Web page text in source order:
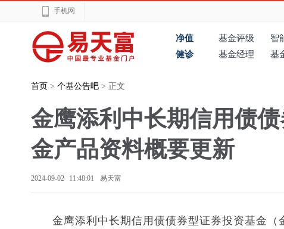
手机网
净值 基金评级
智
健诊
基金经理 基
首页 > 个基公告吧 > 正文
金鹰添利中长期信用债
金产品资料概要更新
2024-09-02 11:48:01 易天富
金鹰添利中长期信用债债券型证券投资基金（